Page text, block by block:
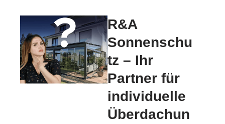
R&A
Sonnenschu
tz – Ihr
Partner für
individuelle
Überdachun